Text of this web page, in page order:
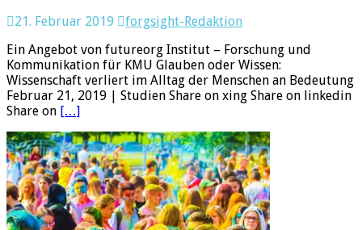
21. Februar 2019
forgsight-Redaktion
Ein Angebot von futureorg Institut – Forschung und
Kommunikation für KMU Glauben oder Wissen:
Wissenschaft verliert im Alltag der Menschen an Bedeutung
Februar 21, 2019 | Studien Share on xing Share on linkedin
Share on […]